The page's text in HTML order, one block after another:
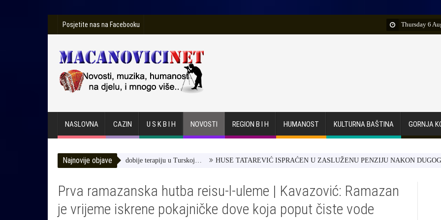
Posjetite nas na Facebooku Thursday 6
NASLOVNA CAZIN U S K B I H NOVOSTI REGION B I H HUMANOST KULTURNA BAŠTINA GORNJA
Najnovije objave
Toromanović -Pomozimo joj da dobije terapiju u Turskoj… HUSE TATAREVIĆ ISPRAĆEN U ZASLUŽENU PENZIJU NAKON
Prva ramazanska hutba reisu-l-uleme | Kavazović: Ramazan
je vrijeme iskrene pokajničke dove koja poput čiste vode